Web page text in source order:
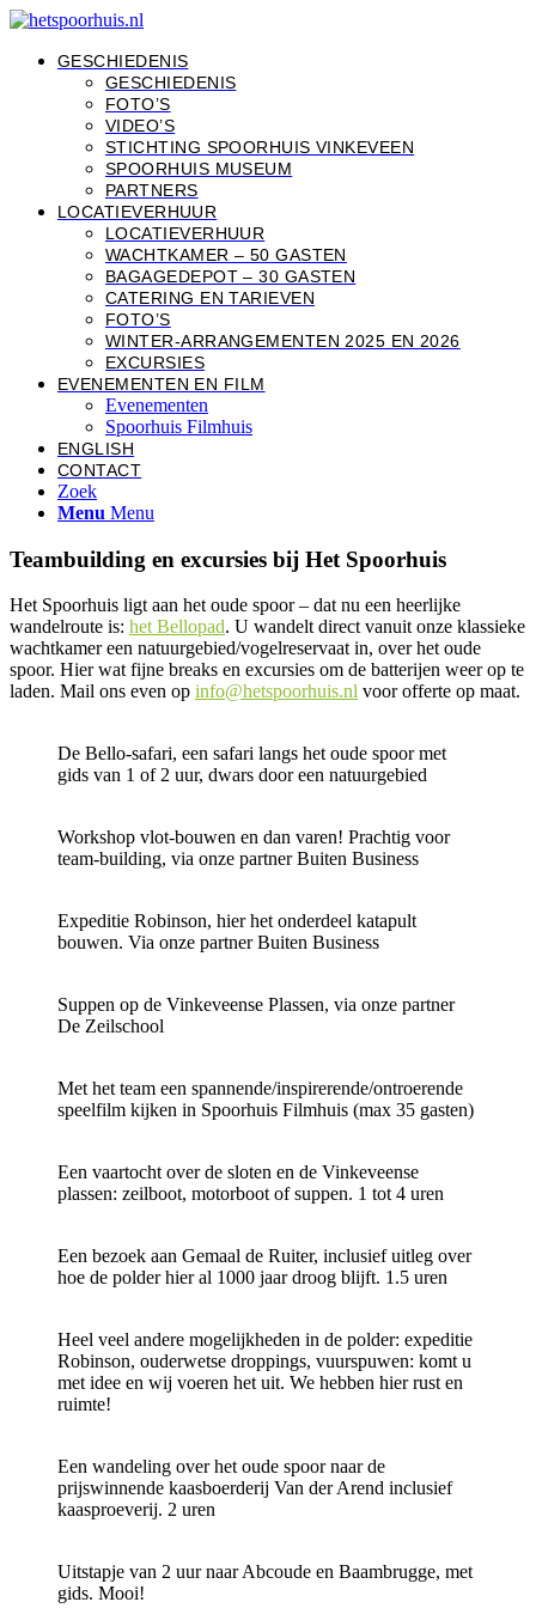
GESCHIEDENIS
GESCHIEDENIS
FOTO’S
VIDEO’S
STICHTING SPOORHUIS VINKEVEEN
SPOORHUIS MUSEUM
PARTNERS
LOCATIEVERHUUR
LOCATIEVERHUUR
WACHTKAMER – 50 GASTEN
BAGAGEDEPOT – 30 GASTEN
CATERING EN TARIEVEN
FOTO’S
WINTER-ARRANGEMENTEN 2025 EN 2026
EXCURSIES
EVENEMENTEN EN FILM
Evenementen
Spoorhuis Filmhuis
ENGLISH
CONTACT
Zoek
Menu Menu
Teambuilding en excursies bij Het Spoorhuis
Het Spoorhuis ligt aan het oude spoor – dat nu een heerlijke
wandelroute is: het Bellopad. U wandelt direct vanuit onze klassieke
wachtkamer een natuurgebied/vogelreservaat in, over het oude
spoor. Hier wat fijne breaks en excursies om de batterijen weer op te
laden. Mail ons even op info@hetspoorhuis.nl voor offerte op maat.
De Bello-safari, een safari langs het oude spoor met
gids van 1 of 2 uur, dwars door een natuurgebied
Workshop vlot-bouwen en dan varen! Prachtig voor
team-building, via onze partner Buiten Business
Expeditie Robinson, hier het onderdeel katapult
bouwen. Via onze partner Buiten Business
Suppen op de Vinkeveense Plassen, via onze partner
De Zeilschool
Met het team een spannende/inspirerende/ontroerende
speelfilm kijken in Spoorhuis Filmhuis (max 35 gasten)
Een vaartocht over de sloten en de Vinkeveense
plassen: zeilboot, motorboot of suppen. 1 tot 4 uren
Een bezoek aan Gemaal de Ruiter, inclusief uitleg over
hoe de polder hier al 1000 jaar droog blijft. 1.5 uren
Heel veel andere mogelijkheden in de polder: expeditie
Robinson, ouderwetse droppings, vuurspuwen: komt u
met idee en wij voeren het uit. We hebben hier rust en
ruimte!
Een wandeling over het oude spoor naar de
prijswinnende kaasboerderij Van der Arend inclusief
kaasproeverij. 2 uren
Uitstapje van 2 uur naar Abcoude en Baambrugge, met
gids. Mooi!